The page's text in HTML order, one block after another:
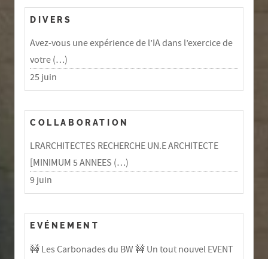
DIVERS
Avez-vous une expérience de l’IA dans l’exercice de
votre (…)
25 juin
COLLABORATION
LRARCHITECTES RECHERCHE UN.E ARCHITECTE
[MINIMUM 5 ANNEES (…)
9 juin
EVÉNEMENT
🚧 Les Carbonades du BW 🚧 Un tout nouvel EVENT